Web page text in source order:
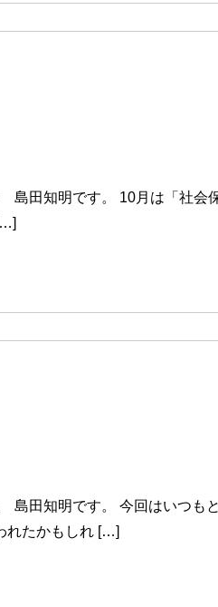
田知明です。 10月は「社会
田知明です。 今回はいつも
れたかもしれ […]